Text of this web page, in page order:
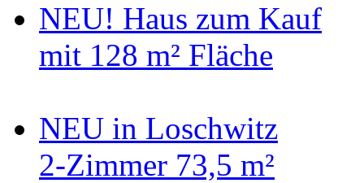
NEU! Haus zum Kauf
mit 128 m² Fläche
NEU in Loschwitz
2-Zimmer 73,5 m²